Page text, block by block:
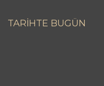
TARİHTE BUGÜN